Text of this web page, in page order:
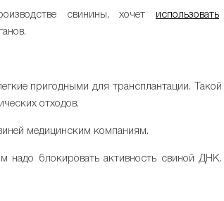
свинины, хочет использовать
пригодными для трансплантации. Такой
отходов.
медицинским компаниям.
надо блокировать активность свиной ДНК.